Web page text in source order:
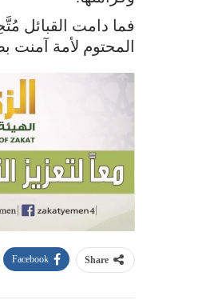
فما دامت القبائل
المحتوم لأمة آمنت
Share
Facebook